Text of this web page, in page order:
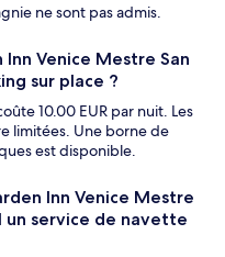
ne sont pas admis.
Venice Mestre San
sur place ?
10.00 EUR par nuit. Les
limitées. Une borne de
est disponible.
Inn Venice Mestre
service de navette